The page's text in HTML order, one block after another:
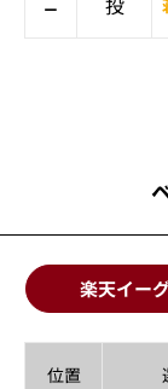
楽天イー
位置